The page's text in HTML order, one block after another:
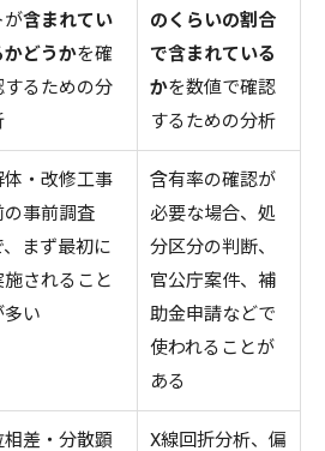
が含まれてい
かどうかを確
するための分
のくらいの割合
で含まれている
かを数値で確認
するための分析
体・改修工事
の事前調査
、まず最初に
施されること
多い
含有率の確認が
必要な場合、処
分区分の判断、
官公庁案件、補
助金申請などで
使われることが
ある
相差・分散顕
X線回折分析、偏